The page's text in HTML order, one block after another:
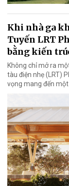
Khi nhà ga
Tuyến LRT
bằng kiến
Không chỉ mở ra
tàu điện nhẹ (LRT)
vọng mang đến